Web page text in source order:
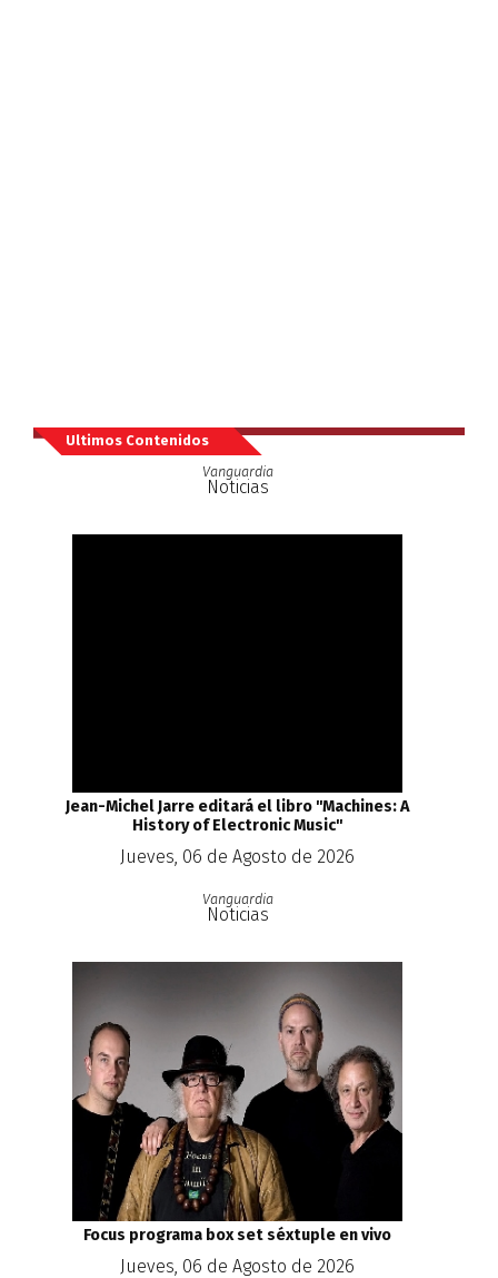
Ultimos Contenidos
Vanguardia
Noticias
Jean-Michel Jarre editará el libro ''Machines: A
History of Electronic Music''
Jueves, 06 de Agosto de 2026
Vanguardia
Noticias
Focus programa box set séxtuple en vivo
Jueves, 06 de Agosto de 2026